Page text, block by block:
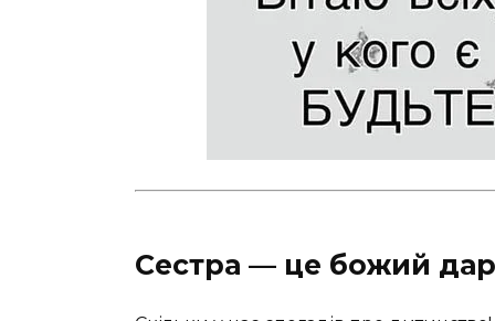
Сестра — це божий дар